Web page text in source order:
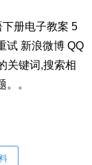
册电子教案 5
试 新浪微博 QQ
关键词,搜索相
。